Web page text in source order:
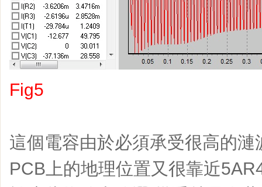
Fig5
這個電容由於必須承受很高的
PCB上的地理位置又很靠近